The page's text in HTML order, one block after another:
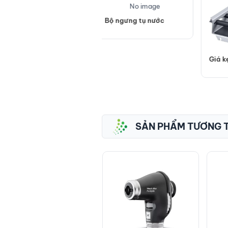
SẢN PHẨM TƯƠNG